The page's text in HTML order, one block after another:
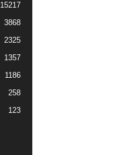
15217
3868
2325
1357
1186
258
123